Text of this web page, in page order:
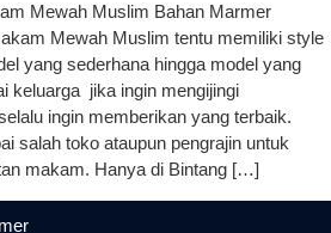
Mewah Muslim Bahan Marmer
Mewah Muslim tentu memiliki style
yang sederhana hingga model yang
keluarga jika ingin mengijingi
ingin memberikan yang terbaik.
salah toko ataupun pengrajin untuk
makam. Hanya di Bintang […]